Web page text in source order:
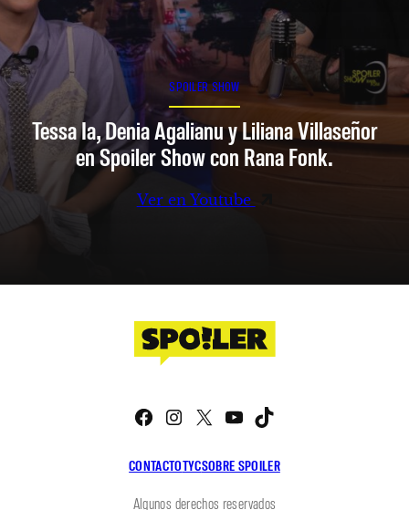
SPOILER SHOW
Tessa Ia, Denia Agalianu y Liliana Villaseñor
en Spoiler Show con Rana Fonk.
Ver en Youtube
CONTACTOTYCSOBRE SPOILER
Facebook
Instagram
X YouTube
Algunos derechos reservados